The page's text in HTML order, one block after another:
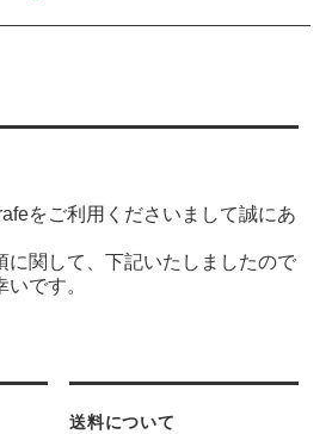
をご利用くださいまして誠にあ
に関して、下記いたしましたので
です。
送料について